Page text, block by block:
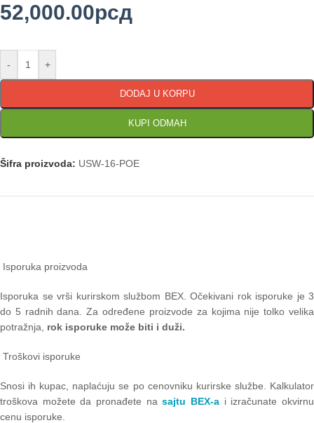
52,000.00рсд
- +
DODAJ U KORPU
KUPI ODMAH
Šifra proizvoda: USW-16-POE
Isporuka proizvoda
Isporuka se vrši kurirskom službom BEX. Očekivani rok isporuke je 3
do 5 radnih dana. Za određene proizvode za kojima nije tolko velika
potražnja, rok isporuke može biti i duži.
Troškovi isporuke
Snosi ih kupac, naplaćuju se po cenovniku kurirske službe. Kalkulator
troškova možete da pronađete nasajtu BEX-a i izračunate okvirnu
cenu isporuke.